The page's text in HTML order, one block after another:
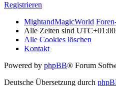
Registrieren
MightandMagicWorld
Alle Zeiten sind UTC+01:00
Alle Cookies löschen
Kontakt
Powered by phpBB® Forum
Deutsche Übersetzung durch